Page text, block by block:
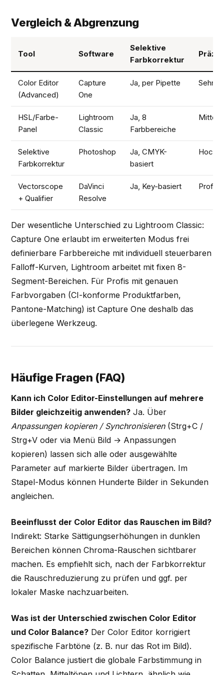
Vergleich & Abgrenzung
Tool Software
Selektive
Farbkorrektur
Color Editor
(Advanced)
Capture
One
Ja, per Pipette Sehr
HSL/Farbe-
Panel
Lightroom
Classic
Ja, 8
Farbbereiche
Mittel
Selektive
Farbkorrektur
Photoshop
Ja, CMYK-
basiert
Hoch
Vectorscope
+ Qualifier
DaVinci
Resolve
Ja, Key-basiert
Der wesentliche Unterschied zu Lightroom Classic:
Capture One erlaubt im erweiterten Modus frei
definierbare Farbbereiche mit individuell steuerbaren
Falloff-Kurven, Lightroom arbeitet mit fixen 8-
Segment-Bereichen. Für Profis mit genauen
Farbvorgaben (CI-konforme Produktfarben,
Pantone-Matching) ist Capture One deshalb das
überlegene Werkzeug.
Häufige Fragen (FAQ)
Kann ich Color Editor-Einstellungen auf mehrere
Bilder gleichzeitig anwenden? Ja. Über
Anpassungen kopieren / Synchronisieren(Strg+C /
Strg+V oder via Menü Bild → Anpassungen
kopieren) lassen sich alle oder ausgewählte
Parameter auf markierte Bilder übertragen. Im
Stapel-Modus können Hunderte Bilder in Sekunden
angleichen.
Beeinflusst der Color Editor das Rauschen im Bild?
Indirekt: Starke Sättigungserhöhungen in dunklen
Bereichen können Chroma-Rauschen sichtbarer
machen. Es empfiehlt sich, nach der Farbkorrektur
die Rauschreduzierung zu prüfen und ggf. per
lokaler Maske nachzuarbeiten.
Was ist der Unterschied zwischen Color Editor
und Color Balance? Der Color Editor korrigiert
spezifische Farbtöne (z. B. nur das Rot im Bild).
Color Balance justiert die globale Farbstimmung in